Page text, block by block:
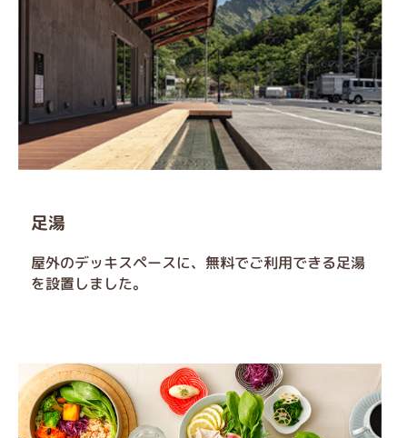
足湯
屋外のデッキスペースに、無料でご利用できる足湯
を設置しました。